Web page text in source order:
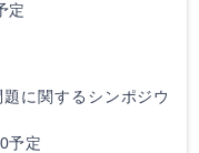
定
に関するシンポジウ
予定